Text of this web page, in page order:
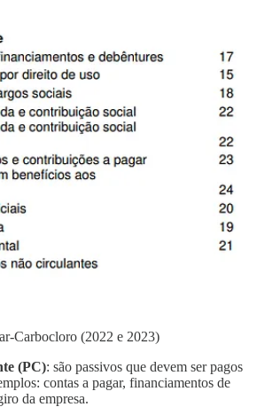
Carbocloro (2022 e 2023)
(PC): são passivos que devem ser pagos
contas a pagar, financiamentos de
da empresa.